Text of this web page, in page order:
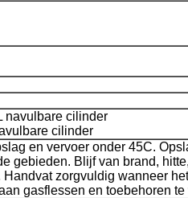
navulbare cilinder
cilinder
en vervoer onder 45C.
gebieden. Blijf van brand,
Handvat zorgvuldig wanneer
gasflessen en toebehoren te